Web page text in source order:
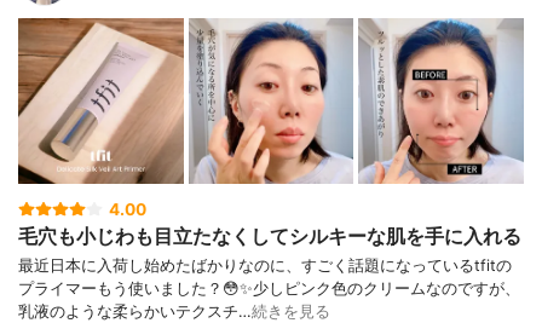
4.00
毛穴も小じわも目立たなくしてシルキーな肌を手に入れる
最近日本に入荷し始めたばかりなのに、すごく話題になっているtfitの
プライマーもう使いました？😳✨少しピンク色のクリームなのですが、
乳液のような柔らかいテクスチ…続きを見る